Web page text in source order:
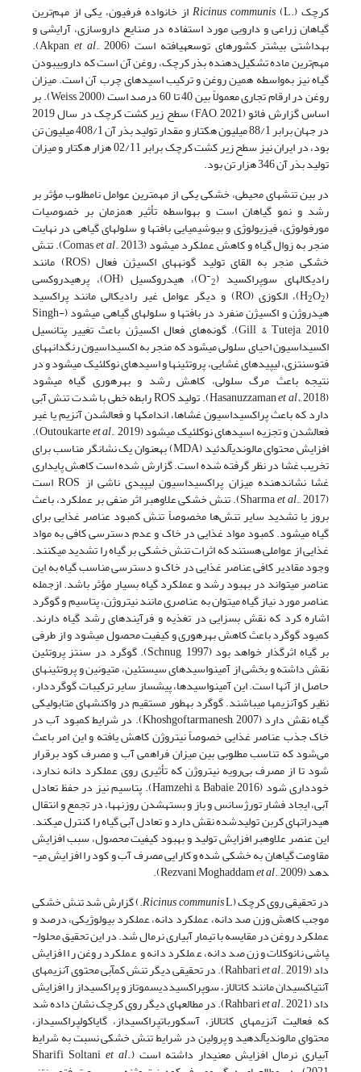
کرچک
Ricinus communis(L.) از خانواده فرفیون، یکی از مهم‌ترین
گیاهان زراعی و دارویی مورد استفاده در صنایع داروسازی، آرایشی و
بهداشتی بیشتر کشورهای توسعه­یافته است (Akpan et al
., 2006).
مهم‌ترین ماده تشکیل‌دهنده بذر کرچک، روغن آن است که دارویی­بودن
گیاه نیز به‌واسطه همین روغن و ترکیب اسیدهای چرب آن است. میزان
روغن در ارقام تجاری معمولاً بین 40 تا 60 درصد است (Weiss, 2000). بر
اساس گزارش فائو (FAO, 2021) سطح زیر کشت کرچک در سال 2019
در جهان برابر 88/1 میلیون هکتار و مقدار تولید بذر آن 408/1 میلیون تن
بود، در ایران نیز سطح زیر کشت کرچک برابر 02/11 هزار هکتار و میزان
تولید بذر آن 346 هزار تن بود.
در بین تنش­های محیطی، خشکی یکی از مهمترین عوامل نامطلوب مؤثر بر
رشد و نمو گیاهان است و به­واسطه تأثیر همزمان بر خصوصیات
مورفولوژی، فیزیولوژی و بیوشیمیایی بافت­ها و سلول‎های گیاهی در نهایت
منجر به زوال گیاه و کاهش عملکرد می­شود (Comas et al ., 2013). تنش
خشکی منجر به القای تولید گونه­های اکسیژن فعال (ROS) مانند
رادیکال‎های سوپراکسید (O -2 )، هیدروکسیل (OH)، پرهیدروکسی
(H
2O2 )، الکوزی (RO) و دیگر عوامل غیر رادیکالی مانند پراکسید
هیدروژن و اکسیژن منفرد در بافت­ها و سلول­های گیاهی می­شود (Singh-
Gill & Tuteja, 2010). گونه‌های فعال اکسیژن باعث تغییر پتانسیل
اکسیداسیون احیای سلولی می­شود که منجر به اکسیداسیون رنگدانه­های
فتوسنتزی، لیپیدهای غشایی، پروتئین­ها و اسیدهای نوکلئیک می­شود و در
نتیجه باعث مرگ سلولی، کاهش رشد و بهره­وری گیاه می­شود
(Hasanuzzaman
et al., 2018). تولید ROS رابطه خطی با شدت تنش آبی
دارد که باعث پراکسیداسیون غشاها، اندامک­ها و فعال­شدن آنزیم یا غیر
فعال­شدن و تجزیه اسیدهای نوکلئیک می­شود (Outoukarte et al
., 2019).
افزایش محتوای مالون­دی­آلدئید (MDA) به­عنوان یک نشانگر مناسب برای
تخریب غشا در نظر گرفته شده است. گزارش شده است کاهش پایداری
غشا نشان­دهنده میزان پراکسیداسیون لیپیدی ناشی از ROS است
(Sharma
et al ., 2017). تنش خشکی علاوه­بر اثر منفی بر عملکرد، باعث
بروز یا تشدید سایر تنش‌ها مخصوصاً تنش کمبود عناصر غذایی برای
گیاه می­شود. کمبود مواد غذایی در خاک و عدم دسترسی کافی به مواد
غذایی از عواملی هستند که اثرات تنش خشکی بر گیاه را تشدید می­کنند.
وجود مقادیر کافی عناصر غذایی در خاک و دسترسی مناسب گیاه به این
عناصر می­تواند در بهبود رشد و عملکرد گیاه بسیار مؤثر باشد. ازجمله
عناصر مورد نیاز گیاه می­توان به عناصری مانند نیتروژن، پتاسیم و گوگرد
اشاره کرد که نقش بسزایی در تغذیه و فرآیندهای رشد گیاه دارند.
کمبود گوگرد باعث کاهش بهره­وری و کیفیت محصول می­شود و از طرفی
بر گیاه اثرگذار خواهد بود (Schnug, 1997). گوگرد در سنتز پروتئین
نقش داشته و بخشی از آمینواسیدهای سیستئین، متیونین و پروتئین­های
حاصل از آنها است. این آمینواسیدها، پیشساز سایر ترکیبات گوگرددار،
نظیر کوآنزیم­ها می­باشند. گوگرد به­طور مستقیم در واکنش­های متابولیکی
گیاه نقش دارد (Khoshgoftarmanesh, 2007). در شرایط کمبود آب در
خاک جذب عناصر غذایی خصوصاً نیتروژن کاهش ‌یافته و این امر باعث
می‌شود که تناسب مطلوبی بین میزان فراهمی آب و مصرف کود برقرار
شود تا از مصرف بی‌رویه نیتروژن که تأثیری روی عملکرد دانه ندارد،
خودداری شود (Hamzehi & Babaie, 2016). پتاسیم نیز در حفظ تعادل
آبی، ایجاد فشار تورژسانس و باز و بسته­شدن روزنه­ها، در تجمع و انتقال
هیدرات­های کربن تولید­شده نقش دارد و تعادل آبی گیاه را کنترل می­کند.
این عنصر علاوه­بر افزایش تولید و بهبود کیفیت محصول، سبب افزایش
مقاومت گیاهان به خشکی شده و کارایی مصرف آب و کود را افزایش می­
دهد (Rezvani Moghaddam et al., 2009).
در تحقیقی روی کرچک ( Ricinus communisL.) گزارش شد تنش خشکی
موجب کاهش وزن صد دانه، عملکرد دانه، عملکرد بیولوژیکی، درصد و
عملکرد روغن در مقایسه با تیمار آبیاری نرمال شد. در این تحقیق محلول­
پاشی نانوکلات وزن صد دانه، عملکرد دانه و عملکرد روغن را افزایش
داد (Rahbari et al ., 2019). در تحقیقی دیگر تنش کم­آبی محتوی آنزیم­های
آنتی­اکسیدان مانند کاتالاز، سوپراکسید­دیسموتاز و پراکسیداز را افزایش
داد (Rahbari et al ., 2021). در مطالعه­ای دیگر روی کرچک نشان داده شد
که فعالیت آنزیم­های کاتالاز، آسکوربات­پراکسیداز، گایاکول­پراکسیداز،
محتوای مالون­دی­آلدهید و پرولین در شرایط تنش خشکی نسبت به شرایط
آبیاری نرمال افزایش معنی­دار داشته است (Sharifi Soltani et al.,